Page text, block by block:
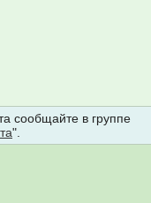
сообщайте в группе
".